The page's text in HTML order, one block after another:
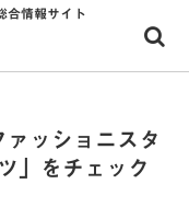
合情報サイト
ッショニスタ
」をチェック